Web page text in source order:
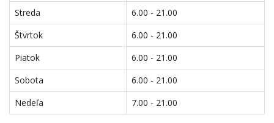
Streda
6.00 - 21.00
Štvrtok
6.00 - 21.00
Piatok
6.00 - 21.00
Sobota
6.00 - 21.00
Nedeľa
7.00 - 21.00